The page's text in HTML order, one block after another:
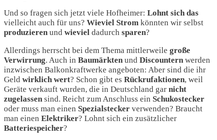
Und so fragen sich jetzt viele Hofheimer: Lohnt sich das
vielleicht auch für uns? Wieviel Strom könnten wir selbst
produzieren und wieviel dadurch sparen?
Allerdings herrscht bei dem Thema mittlerweile große
Verwirrung. Auch in Baumärkten und Discountern werden
inzwischen Balkonkraftwerke angeboten: Aber sind die ihr
Geld wirklich wert? Schon gibt es Rückrufaktionen, weil
Geräte verkauft wurden, die in Deutschland gar nicht
zugelassen sind. Reicht zum Anschluss ein Schukostecker
oder muss man einen Spezialstecker verwenden? Braucht
man einen Elektriker? Lohnt sich ein zusätzlicher
Batteriespeicher?